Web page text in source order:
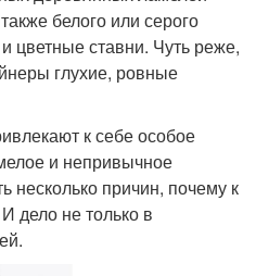
белого или серого
цветные ставни. Чуть реже,
глухие, ровные
к себе особое
и непривычное
несколько причин, почему к
дело не только в